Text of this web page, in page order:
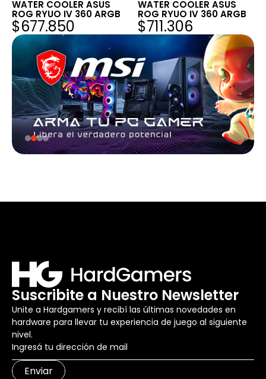
WATER COOLER ASUS
ROG RYUO IV 360 ARGB
$677.850
WATER COOLER ASUS
ROG RYUO IV 360 ARGB
$711.306
Suscribite a Nuestro Newsletter
Unite a Hardgamers y recibí las últimas novedades en
hardware para llevar tu experiencia de juego al siguiente
nivel.
Enviar